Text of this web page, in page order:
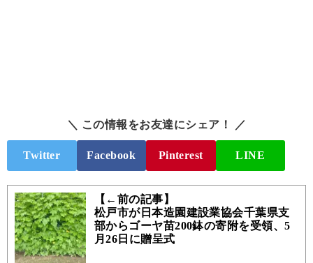
＼ この情報をお友達にシェア！ ／
Twitter Facebook Pinterest LINE
【←前の記事】
松戸市が日本造園建設業協会千葉県支
部からゴーヤ苗200鉢の寄附を受領、5
月26日に贈呈式